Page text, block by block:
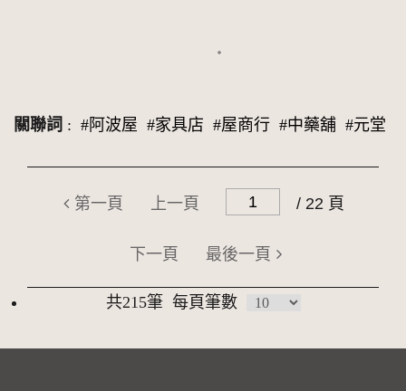
關聯詞 : #阿波屋 #家具店 #屋商行 #中藥舖 #元堂
第一頁 上一頁 / 22 頁
下一頁 最後一頁
共215筆 每頁筆數